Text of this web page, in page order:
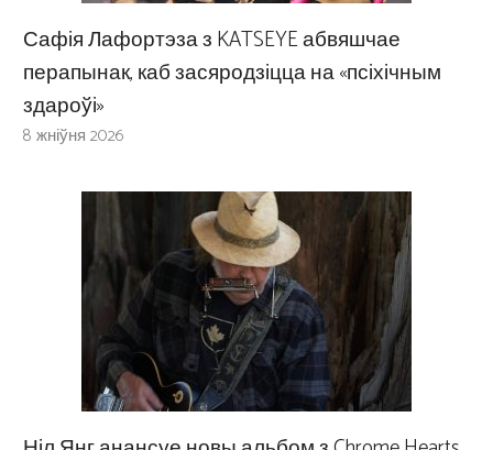
Сафія Лафортэза з KATSEYE абвяшчае
перапынак, каб засяродзіцца на «псіхічным
здароўі»
8 жніўня 2026